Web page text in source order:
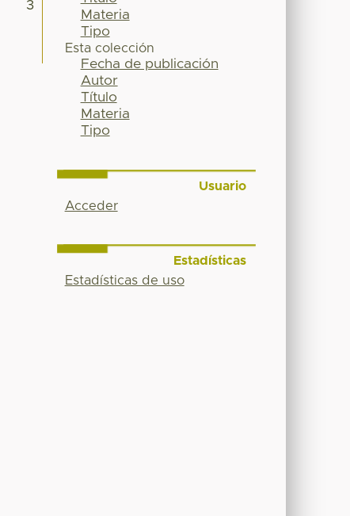
3
Materia
Tipo
Esta colección
Fecha de publicación
Autor
Título
Materia
Tipo
Usuario
Acceder
Estadísticas
Estadísticas de uso